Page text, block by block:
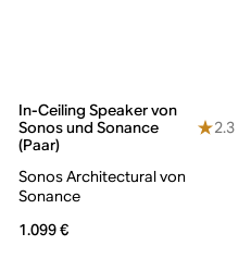
In-Ceiling Speaker von
Sonos und Sonance
(Paar)
2.3
Sonos Architectural von
Sonance
1.099 €